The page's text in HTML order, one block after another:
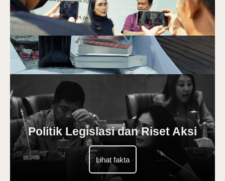
Politik Legislasi dan Riset Aksi
Lihat fakta